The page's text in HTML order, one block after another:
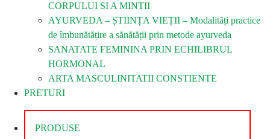
CORPULUI SI A MINTII
AYURVEDA – ȘTIINȚA VIEȚII – Modalități practice
de îmbunătățire a sănătății prin metode ayurveda
SANATATE FEMININA PRIN ECHILIBRUL
HORMONAL
ARTA MASCULINITATII CONSTIENTE
PRETURI
PRODUSE